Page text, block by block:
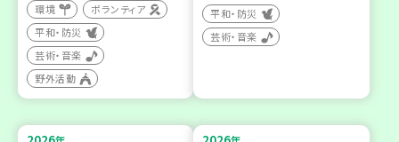
環境
ボランティア
平和・防災
芸術・音楽
野外活動
平和・防災
芸術・音楽